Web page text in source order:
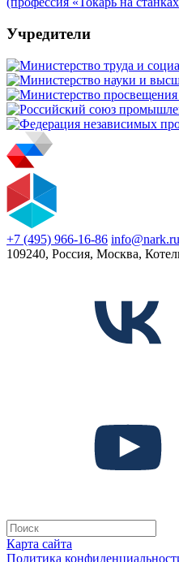
Учредители
+7 (495) 966-16-86 info@nark.ru
109240, Россия, Москва,
Карта сайта
Политика